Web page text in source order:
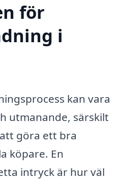
för
i
kan vara
utmanande, särskilt
göra ett bra
köpare. En
intryck är hur väl